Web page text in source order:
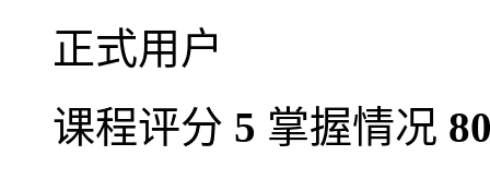
正式用户
课程评分 5 掌握情况